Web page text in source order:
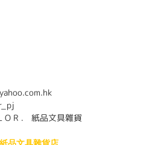
O R ． 紙品文具雜貨